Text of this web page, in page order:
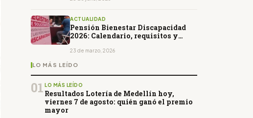
ACTUALIDAD
Pensión Bienestar Discapacidad
2026: Calendario, requisitos y
marzo
23 de marzo, 2026
LO MÁS LEÍDO
01 LO MÁS LEÍDO
Resultados Lotería de Medellín hoy,
viernes 7 de agosto: quién ganó el premio
mayor